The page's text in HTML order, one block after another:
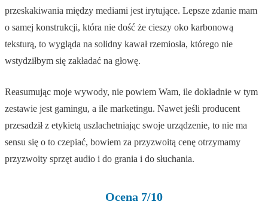
przeskakiwania między mediami jest irytujące. Lepsze zdanie mam
o samej konstrukcji, która nie dość że cieszy oko karbonową
teksturą, to wygląda na solidny kawał rzemiosła, którego nie
wstydziłbym się zakładać na głowę.
Reasumując moje wywody, nie powiem Wam, ile dokładnie w tym
zestawie jest gamingu, a ile marketingu. Nawet jeśli producent
przesadził z etykietą uszlachetniając swoje urządzenie, to nie ma
sensu się o to czepiać, bowiem za przyzwoitą cenę otrzymamy
przyzwoity sprzęt audio i do grania i do słuchania.
Ocena 7/10